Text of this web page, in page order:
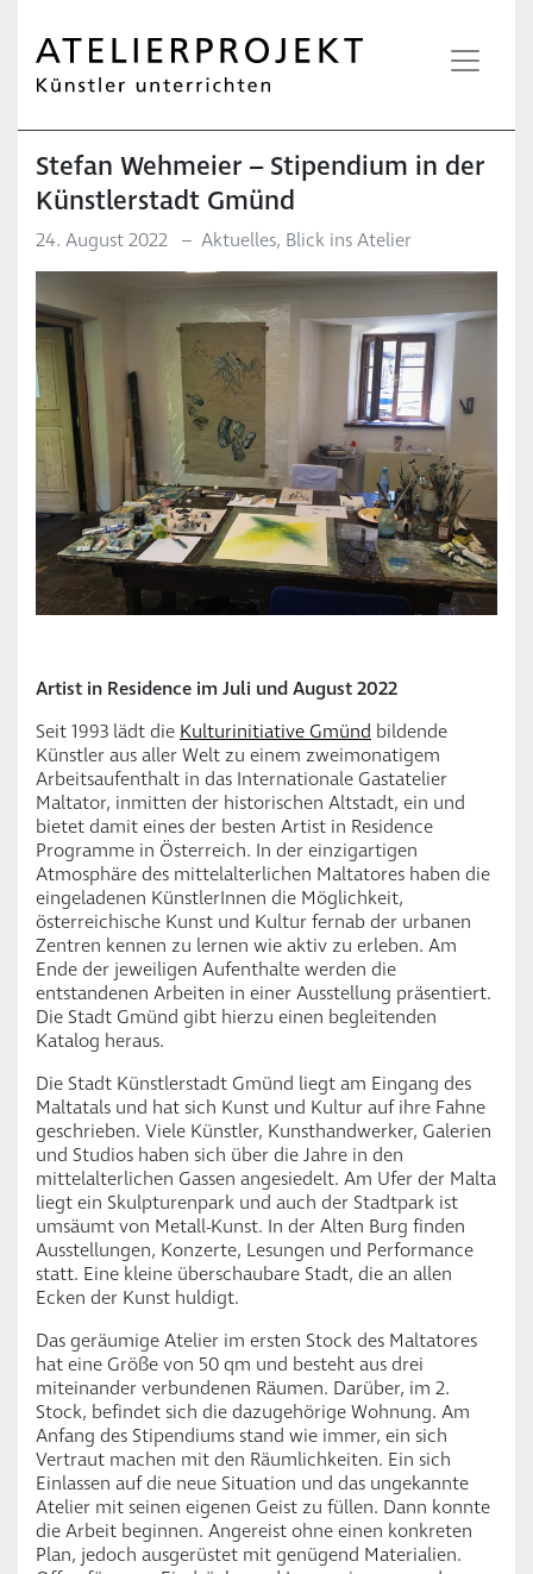
Stefan Wehmeier – Stipendium in der
Künstlerstadt Gmünd
24. August 2022 – Aktuelles, Blick ins Atelier
Artist in Residence im Juli und August 2022
Seit 1993 lädt die Kulturinitiative Gmünd bildende
Künstler aus aller Welt zu einem zweimonatigem
Arbeitsaufenthalt in das Internationale Gastatelier
Maltator, inmitten der historischen Altstadt, ein und
bietet damit eines der besten Artist in Residence
Programme in Österreich. In der einzigartigen
Atmosphäre des mittelalterlichen Maltatores haben die
eingeladenen KünstlerInnen die Möglichkeit,
österreichische Kunst und Kultur fernab der urbanen
Zentren kennen zu lernen wie aktiv zu erleben. Am
Ende der jeweiligen Aufenthalte werden die
entstandenen Arbeiten in einer Ausstellung präsentiert.
Die Stadt Gmünd gibt hierzu einen begleitenden
Katalog heraus.
Die Stadt Künstlerstadt Gmünd liegt am Eingang des
Maltatals und hat sich Kunst und Kultur auf ihre Fahne
geschrieben. Viele Künstler, Kunsthandwerker, Galerien
und Studios haben sich über die Jahre in den
mittelalterlichen Gassen angesiedelt. Am Ufer der Malta
liegt ein Skulpturenpark und auch der Stadtpark ist
umsäumt von Metall-Kunst. In der Alten Burg finden
Ausstellungen, Konzerte, Lesungen und Performance
statt. Eine kleine überschaubare Stadt, die an allen
Ecken der Kunst huldigt.
Das geräumige Atelier im ersten Stock des Maltatores
hat eine Größe von 50 qm und besteht aus drei
miteinander verbundenen Räumen. Darüber, im 2.
Stock, befindet sich die dazugehörige Wohnung. Am
Anfang des Stipendiums stand wie immer, ein sich
Vertraut machen mit den Räumlichkeiten. Ein sich
Einlassen auf die neue Situation und das ungekannte
Atelier mit seinen eigenen Geist zu füllen. Dann konnte
die Arbeit beginnen. Angereist ohne einen konkreten
Plan, jedoch ausgerüstet mit genügend Materialien.